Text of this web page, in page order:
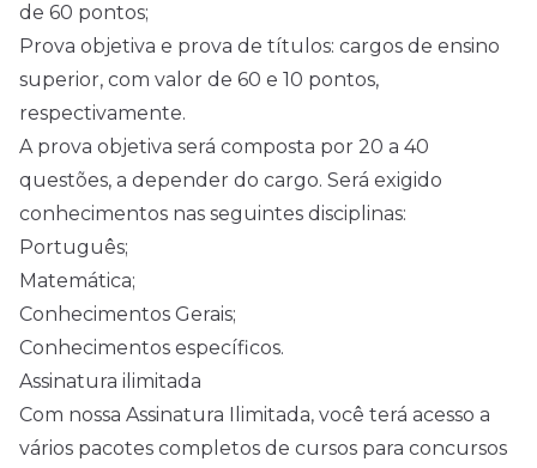
de 60 pontos;
Prova objetiva e prova de títulos: cargos de ensino
superior, com valor de 60 e 10 pontos,
respectivamente.
A prova objetiva será composta por 20 a 40
questões, a depender do cargo. Será exigido
conhecimentos nas seguintes disciplinas:
Português;
Matemática;
Conhecimentos Gerais;
Conhecimentos específicos.
Assinatura ilimitada
Com nossa Assinatura Ilimitada, você terá acesso a
vários pacotes completos de cursos para concursos